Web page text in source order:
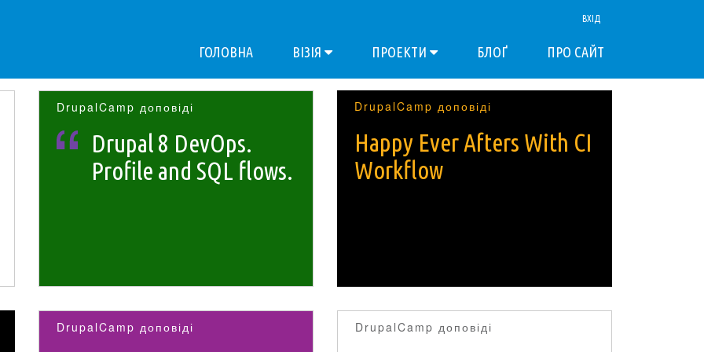
ВХІД
ГОЛОВНА ВІЗІЯ ПРОЕКТИ БЛОҐ ПРО САЙТ
DrupalCamp доповіді
Drupal 8 DevOps.
Profile and SQL flows.
DrupalCamp доповіді
Happy Ever Afters With CI
Workflow
DrupalCamp доповіді DrupalCamp доповіді